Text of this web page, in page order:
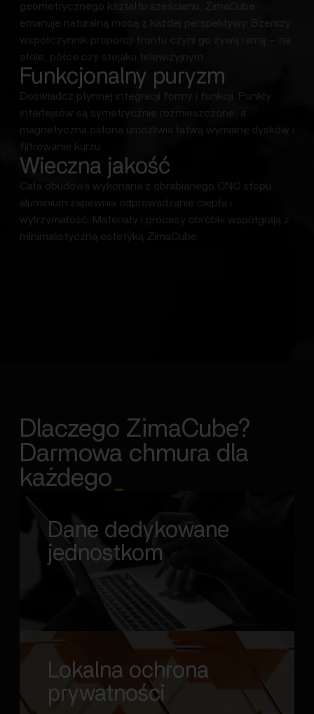
geometrycznego kształtu sześcianu, ZimaCube
emanuje naturalną mocą z każdej perspektywy. Szerszy
współczynnik proporcji frontu czyni go żywą ramą – na
stole, półce czy stojaku telewizyjnym.
Funkcjonalny puryzm
Doświadcz płynnej integracji formy i funkcji. Punkty
interfejsów są symetrycznie rozmieszczone, a
magnetyczna osłona umożliwia łatwą wymianę dysków i
filtrowanie kurzu.
Wieczna jakość
Cała obudowa wykonana z obrabianego CNC stopu
aluminium zapewnia odprowadzanie ciepła i
wytrzymałość. Materiały i procesy obróbki współgrają z
minimalistyczną estetyką ZimaCube.
Dlaczego ZimaCube?
Darmowa chmura dla
każdego
Dane dedykowane
jednostkom
Lokalna ochrona
prywatności